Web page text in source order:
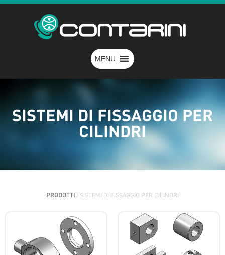
MENU
SISTEMI DI FISSAGGIO PER
CILINDRI
PRODOTTI / SISTEMI DI FISSAGGIO PER CILINDRI